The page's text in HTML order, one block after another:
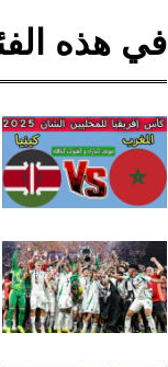
في هذه